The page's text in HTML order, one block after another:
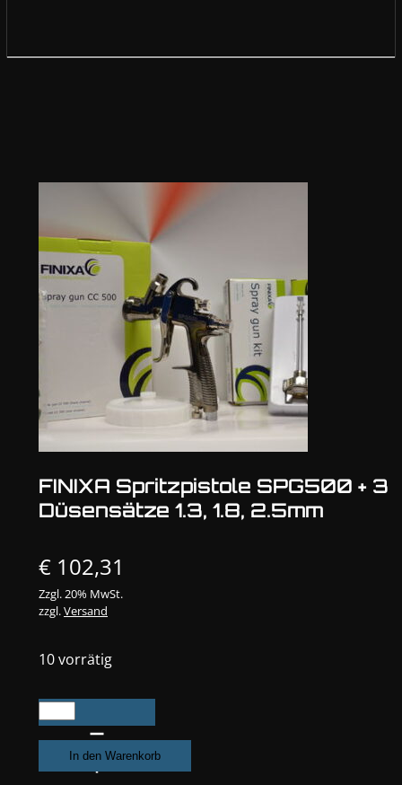
FINIXA Spritzpistole SPG500 + 3
Düsensätze 1.3, 1.8, 2.5mm
€ 102,31
Zzgl. 20% MwSt.
zzgl.Versand
10 vorrätig
FINIXA
Spritzpistole
SPG500
+
In den Warenkorb